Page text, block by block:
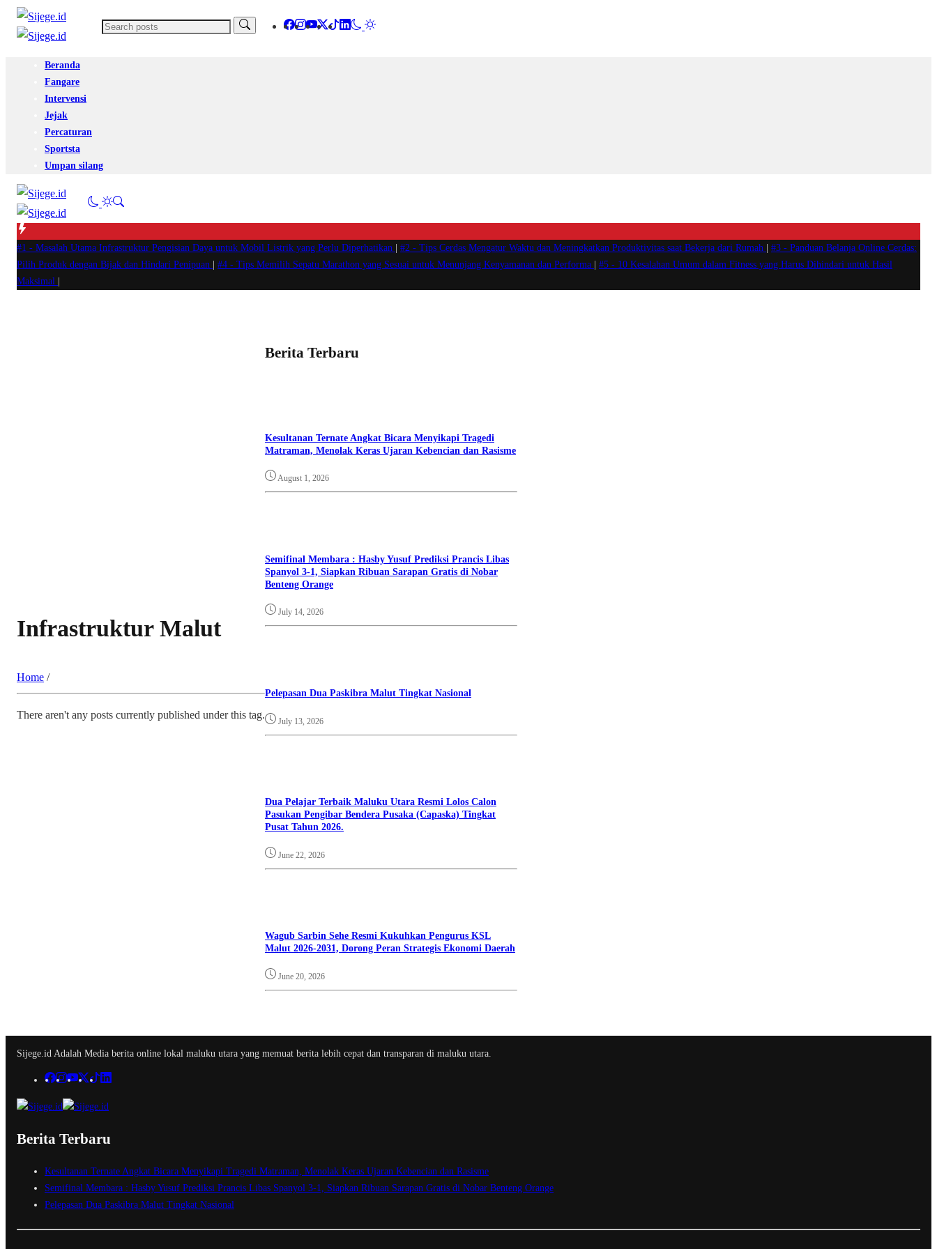
Beranda
Fangare
Intervensi
Jejak
Percaturan
Sportsta
Umpan silang
#1 - Masalah Utama Infrastruktur Pengisian Daya untuk Mobil Listrik yang Perlu Diperhatikan #2 - Tips Cerdas Mengatur Waktu dan Meningkatkan Produktivitas saat Bekerja dari Rumah #3 - Panduan Belanja Online Cerdas:
Pilih Produk dengan Bijak dan Hindari Penipuan
#4 - Tips Memilih Sepatu Marathon yang Sesuai untuk Menunjang Kenyamanan dan Performa #5 - 10 Kesalahan Umum dalam Fitness yang Harus Dihindari untuk Hasil
Maksimal
Infrastruktur Malut
Home /
There aren't any posts currently published under this tag.
Berita Terbaru
Kesultanan Ternate Angkat Bicara Menyikapi Tragedi
Matraman, Menolak Keras Ujaran Kebencian dan Rasisme
August 1, 2026
Semifinal Membara : Hasby Yusuf Prediksi Prancis Libas
Spanyol 3-1, Siapkan Ribuan Sarapan Gratis di Nobar
Benteng Orange
July 14, 2026
Pelepasan Dua Paskibra Malut Tingkat Nasional
July 13, 2026
Dua Pelajar Terbaik Maluku Utara Resmi Lolos Calon
Pasukan Pengibar Bendera Pusaka (Capaska) Tingkat
Pusat Tahun 2026.
June 22, 2026
Wagub Sarbin Sehe Resmi Kukuhkan Pengurus KSL
Malut 2026-2031, Dorong Peran Strategis Ekonomi Daerah
June 20, 2026
Sijege.id Adalah Media berita online lokal maluku utara yang memuat berita lebih cepat dan transparan di maluku utara.
Berita Terbaru
Kesultanan Ternate Angkat Bicara Menyikapi Tragedi Matraman, Menolak Keras Ujaran Kebencian dan Rasisme
Semifinal Membara : Hasby Yusuf Prediksi Prancis Libas Spanyol 3-1, Siapkan Ribuan Sarapan Gratis di Nobar Benteng Orange
Pelepasan Dua Paskibra Malut Tingkat Nasional